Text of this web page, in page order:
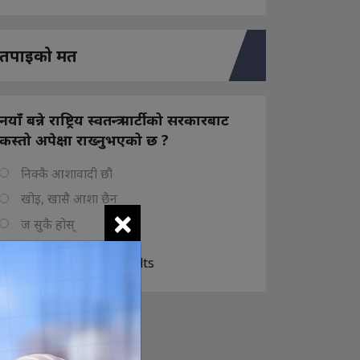
तपाइको मत
नयाँ बन्ने राष्ट्रिय स्वतन्त्र पार्टीको सरकारबाट
कस्तो अपेक्षा राख्नुभएको छ ?
निक्कै आशावादी छौ
खोइ, खासै आशा छैन
ज सुकै होस्
View Results
×